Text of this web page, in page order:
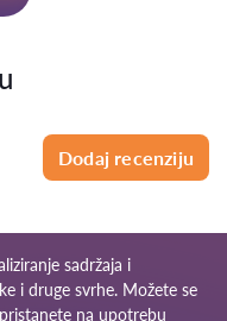
Dodaj recenziju
sadržaja i
i druge svrhe. Možete se
na upotrebu